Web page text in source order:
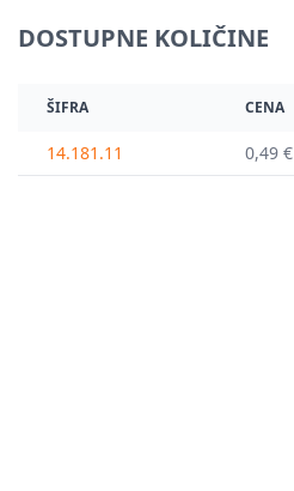
DOSTUPNE KOLIČINE
ŠIFRA CENA
14.181.11 0,49 €